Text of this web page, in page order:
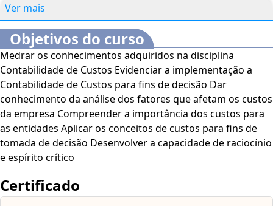
credenciada pelo Ministério da Educação (MEC) como
Centro Universitário, conforme Portaria nº 701, de
28/05/2012, e recredenciada pela Portaria nº 1.235, de
12/07/2019, publicada no DOU em 16/07/2019. A oferta é
na qualidade de Disciplina Universitária em Caráter
Especial (DUCE). A certificação ofertada após a conclusão
da carga-horária e da realização das provas com obtenção
de nota média igual ou superior a sete também será feita
pelo curso de Ciências Contábeis da UNINASSAU. Para
alunos da UNINASSAU, ou outras instituições do Grupo Ser
Educacional, ficam mantidas as regras regimentais quanto
para adiantar disciplinas futuras. A UNINASSAU é uma
Mecanismo De Custeio Baseado Em Atividades.
Identificação De Melhorias De Processos. Limitações Do
Custeio Abc. Cálculo De Variações (Orçado Versus Real).
Variações Na Prática. Limitações Da Na Análise De
Variação.
Ver mais
Objetivos do curso
Medrar os conhecimentos adquiridos na disciplina
Contabilidade de Custos Evidenciar a implementação a
Contabilidade de Custos para fins de decisão Dar
conhecimento da análise dos fatores que afetam os custos
da empresa Compreender a importância dos custos para
as entidades Aplicar os conceitos de custos para fins de
tomada de decisão Desenvolver a capacidade de raciocínio
e espírito crítico
Certificado